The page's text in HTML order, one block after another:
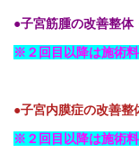
●子宮筋腫の改善整体
※２回目以降は施術
●子宮内膜症の改善整
※２回目以降は施術